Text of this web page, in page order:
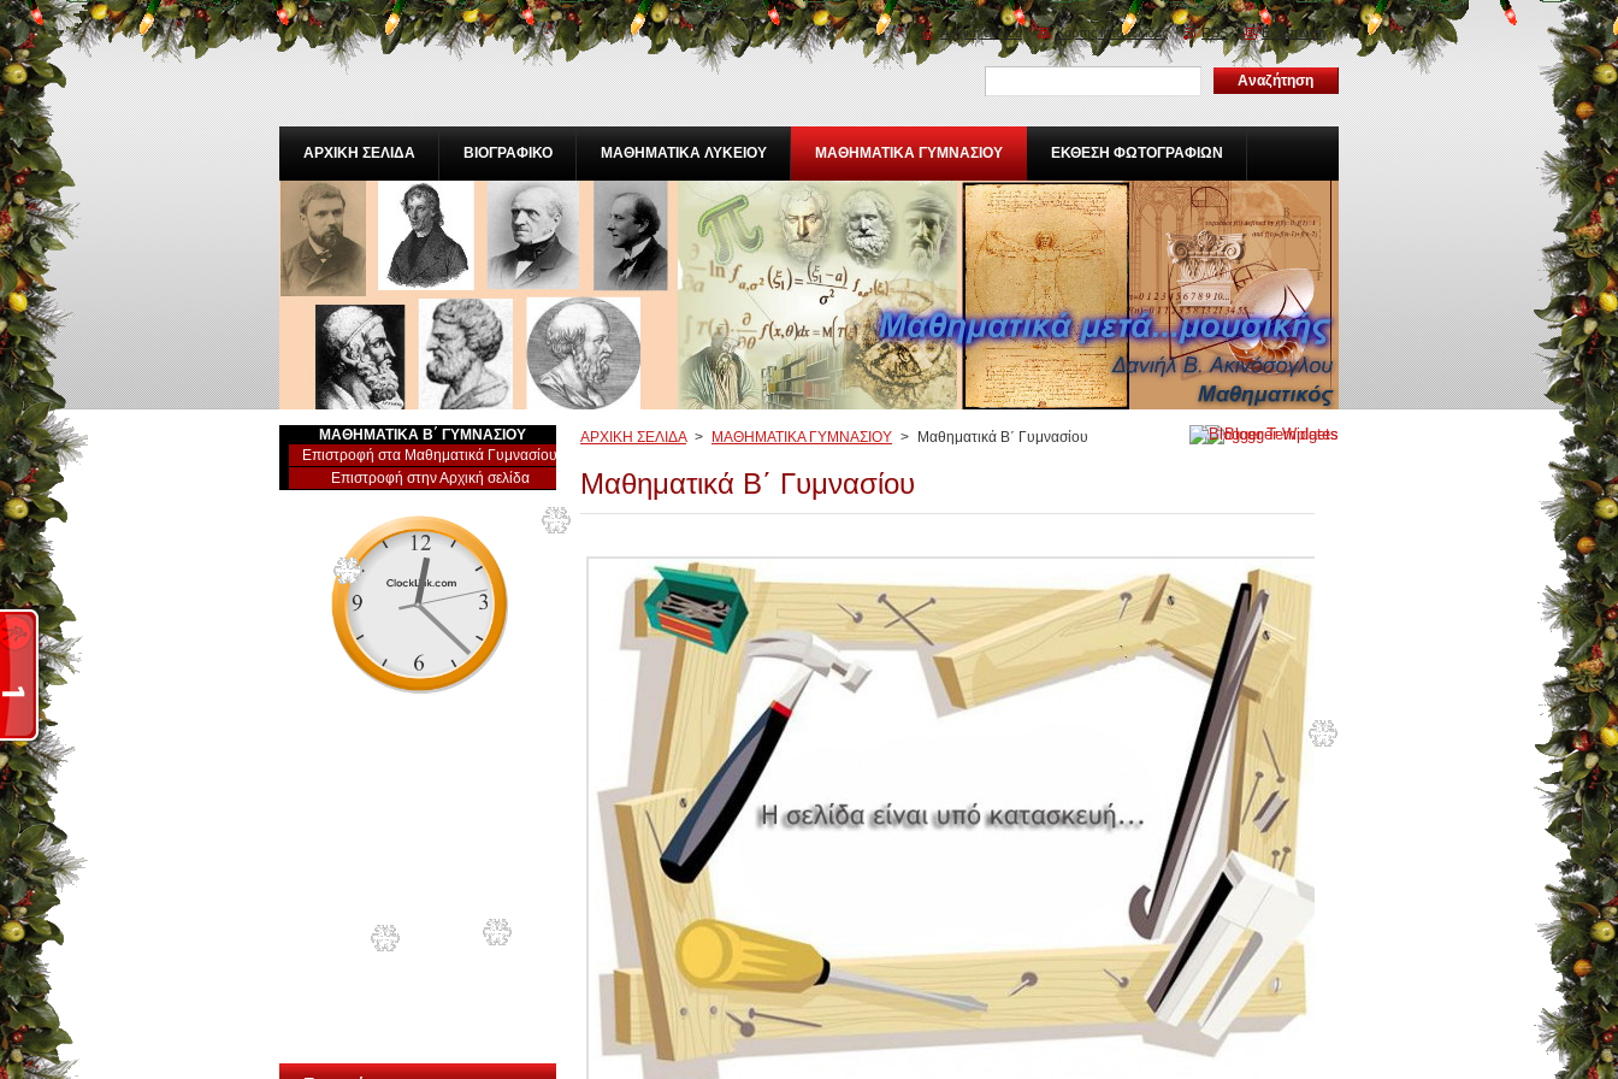
ΑΡΧΙΚΗ ΣΕΛΙΔΑ > ΜΑΘΗΜΑΤΙΚΑ ΓΥΜΝΑΣΙΟΥ > Μαθηματικά Β΄ Γυμνασίου
Μαθηματικά Β΄ Γυμνασίου
ΜΑΘΗΜΑΤΙΚA Β΄ ΓΥΜΝΑΣΙΟΥ
Επιστροφή στα Μαθηματικά Γυμνασίου
Επιστροφή στην Αρχική σελίδα
ΑΡΧΙΚΗ ΣΕΛΙΔΑ ΒΙΟΓΡΑΦΙΚΟ ΜΑΘΗΜΑΤΙΚΑ ΛΥΚΕΙΟΥ ΜΑΘΗΜΑΤΙΚΑ ΓΥΜΝΑΣΙΟΥ ΕΚΘΕΣΗ ΦΩΤΟΓΡΑΦΙΩΝ
Αρχική σελίδα Χάρτης ιστοσελίδας RSS Εκτύπωση